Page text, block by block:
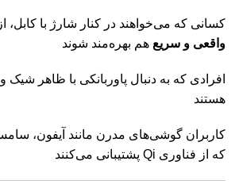
کسانی که می‌خواهند در کنار شارژ با کابل، از
واقعی و سریع هم بهره‌مند شوند
افرادی که به دنبال پاوربانکی با ظاهر شیک و
هستند
کاربران گوشی‌های مدرن مانند آیفون،
که از فناوری Qi پشتیبانی می‌کنند